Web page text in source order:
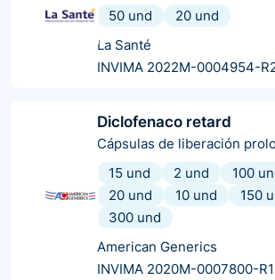
50 und
20 und
La Santé
INVIMA 2022M-0004954-
Diclofenaco retard
Cápsulas de liberación
15 und
2 und 100
20 und
10 und
150
300 und
American Generics
INVIMA 2020M-0007800-R1